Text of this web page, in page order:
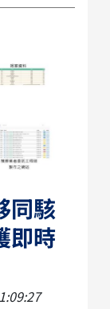
同駭
即時